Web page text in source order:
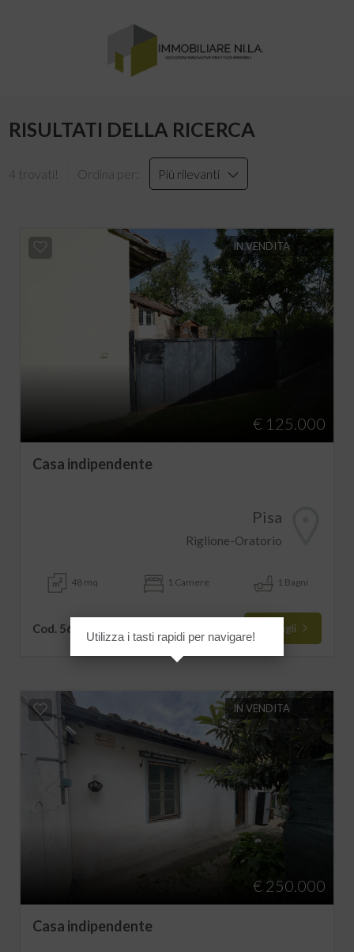
RISULTATI DELLA RICERCA
4 trovati! Ordina per: Più rilevanti
IN VENDITA
€ 125.000
Casa indipendente
Pisa
Riglione-Oratorio
48 mq 1 Camere 1 Bagni
Cod. 5627 Dettagli
IN VENDITA
€ 250.000
Casa indipendente
Utilizza i tasti rapidi per navigare!